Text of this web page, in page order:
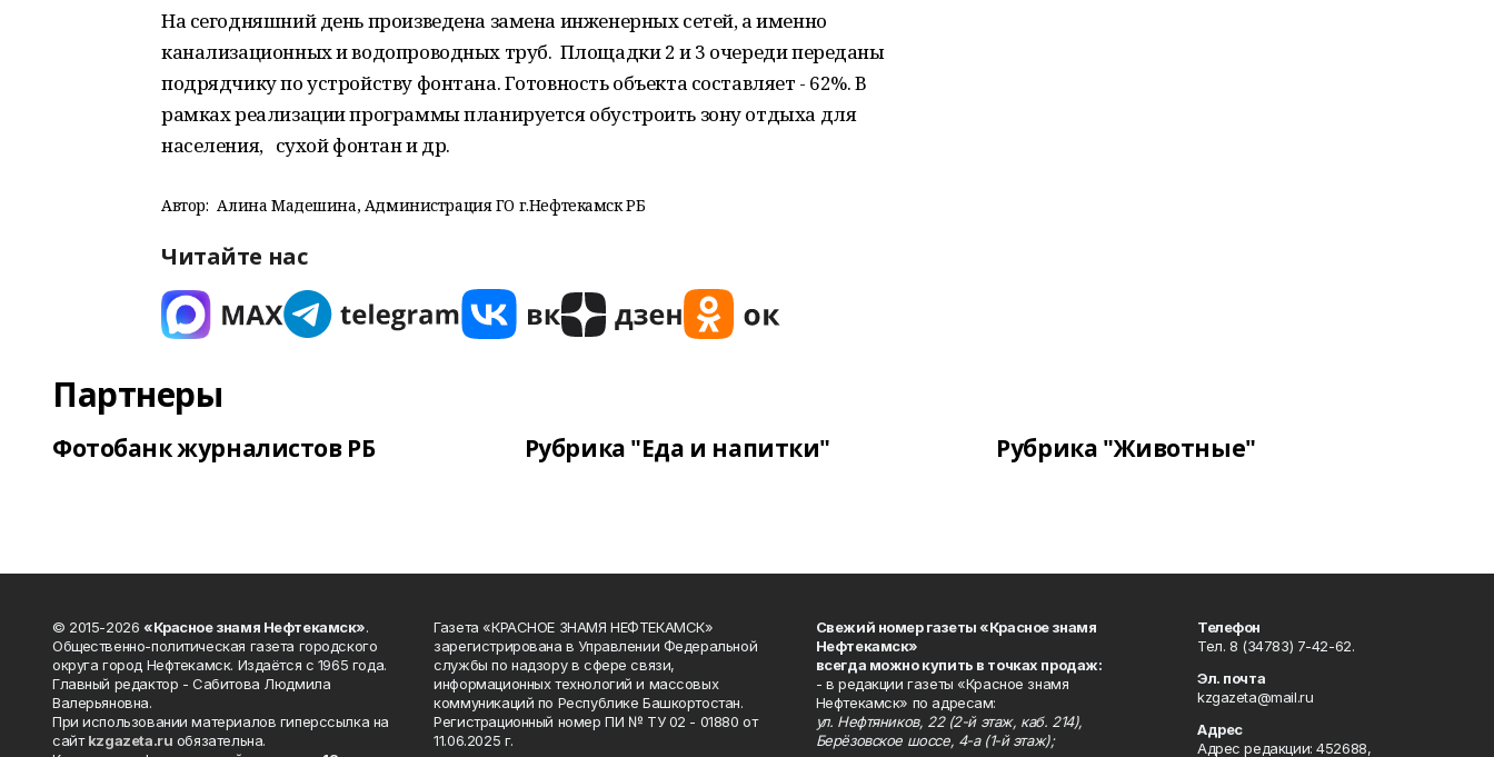
На сегодняшний день произведена замена инженерных сетей, а именно
канализационных и водопроводных труб. Площадки 2 и 3 очереди переданы
подрядчику по устройству фонтана. Готовность объекта составляет - 62%. В
рамках реализации программы планируется обустроить зону отдыха для
населения, сухой фонтан и др.
Автор: Алина Мадешина, Администрация ГО г.Нефтекамск РБ
Читайте нас
Партнеры
Фотобанк журналистов РБ Рубрика "Еда и напитки" Рубрика "Животные"
© 2015-2026 «Красное знамя Нефтекамск».
Общественно-политическая газета городского
округа город Нефтекамск. Издаётся с 1965 года.
Главный редактор - Сабитова Людмила
Валерьяновна.
При использовании материалов гиперссылка на
сайтkzgazeta.ru обязательна.
Газета «КРАСНОЕ ЗНАМЯ НЕФТЕКАМСК»
зарегистрирована в Управлении Федеральной
службы по надзору в сфере связи,
информационных технологий и массовых
коммуникаций по Республике Башкортостан.
Регистрационный номер ПИ № ТУ 02 - 01880 от
11.06.2025 г.
Свежий номер газеты «Красное знамя
Нефтекамск»
всегда можно купить в точках продаж:
- в редакции газеты «Красное знамя
Нефтекамск» по адресам:
ул. Нефтяников, 22 (2-й этаж, каб. 214),
Берёзовское шоссе, 4-а (1-й этаж);
Телефон
Тел. 8 (34783) 7-42-62.
Эл. почта
kzgazeta@mail.ru
Адрес
Адрес редакции: 452688,